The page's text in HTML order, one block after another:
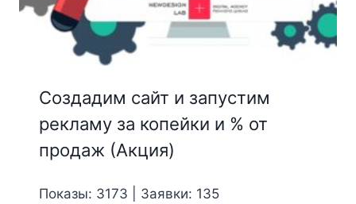
Создадим сайт и запустим
рекламу за копейки и % от
продаж (Акция)
Показы: 3173 | Заявки: 135